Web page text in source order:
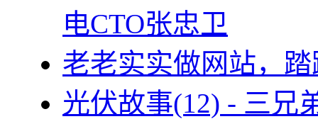
电CTO张忠卫
老老实实做网站，
光伏故事(12) - 三兄